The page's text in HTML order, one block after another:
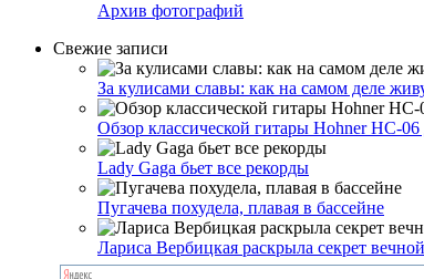
Архив фотографий
Свежие записи
За кулисами славы: как на самом деле
Обзор классической гитары Hohner HC-
Lady Gaga бьет все рекорды
Пугачева похудела, плавая в бассейне
Лариса Вербицкая раскрыла секрет